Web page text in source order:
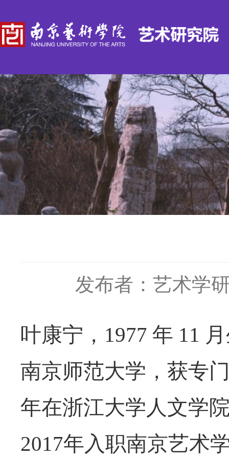
发布者：艺术学
叶康宁， 1977 年 11
南京师范大学，获专
年在浙江大学人文学
2017年入职南京艺术